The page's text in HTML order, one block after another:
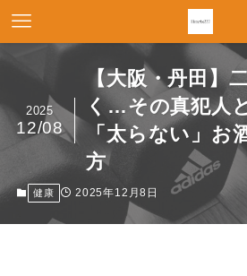
【大阪・丹田】
く…その真犯人
「太らない」お
方
2025
12/08
健康 2025年12月8日